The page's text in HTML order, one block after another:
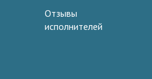
Отзывы
исполнителей